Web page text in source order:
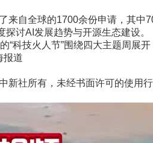
自全球的1700余份申请，其中
讨AI发展趋势与开源生态建设。
技火人节”围绕四大主题周展
道
新社所有，未经书面许可的使用